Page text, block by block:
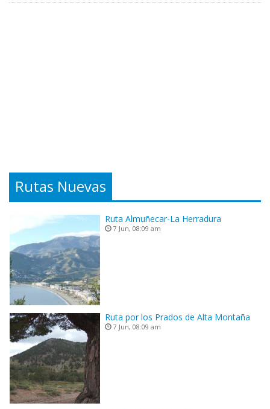
Rutas Nuevas
Ruta Almuñecar-La Herradura
7 Jun, 08:09 am
Ruta por los Prados de Alta Montaña
7 Jun, 08:09 am